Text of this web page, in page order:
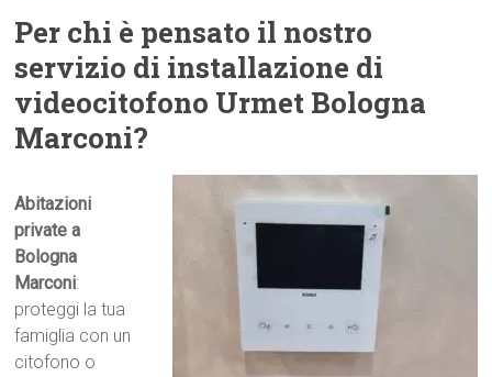
Per chi è pensato il nostro
servizio di installazione di
videocitofono Urmet Bologna
Marconi?
Abitazioni
private a
Bologna
Marconi:
proteggi la tua
famiglia con un
citofono o